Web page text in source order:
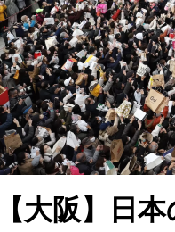
【大阪】日